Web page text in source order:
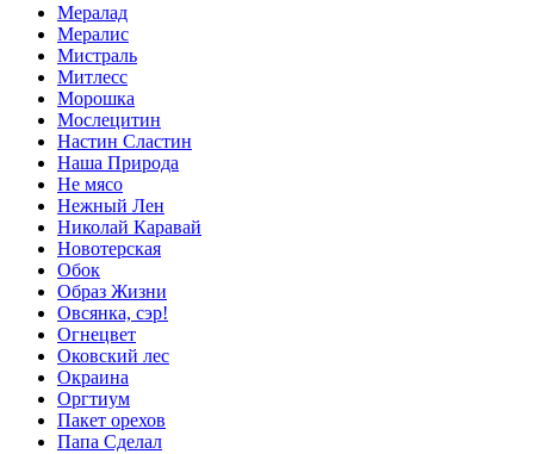
Мералад
Мералис
Мистраль
Митлесс
Морошка
Мослецитин
Настин Сластин
Наша Природа
Не мясо
Нежный Лен
Николай Каравай
Новотерская
Обок
Образ Жизни
Овсянка, сэр!
Огнецвет
Оковский лес
Окраина
Оргтиум
Пакет орехов
Папа Сделал